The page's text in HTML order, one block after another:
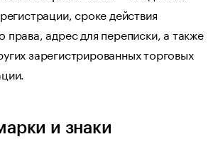
сроке действия
права, адрес для переписки, а также
зарегистрированных торговых
и знаки